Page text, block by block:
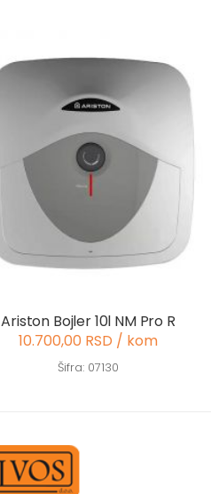
Ariston Bojler 10l NM Pro R
10.700,00 RSD / kom
Šifra: 07130